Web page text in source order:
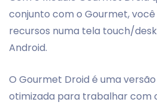
conjunto com o Gourmet,
recursos numa tela touch/
Android.
O Gourmet Droid é uma
otimizada para trabalhar com